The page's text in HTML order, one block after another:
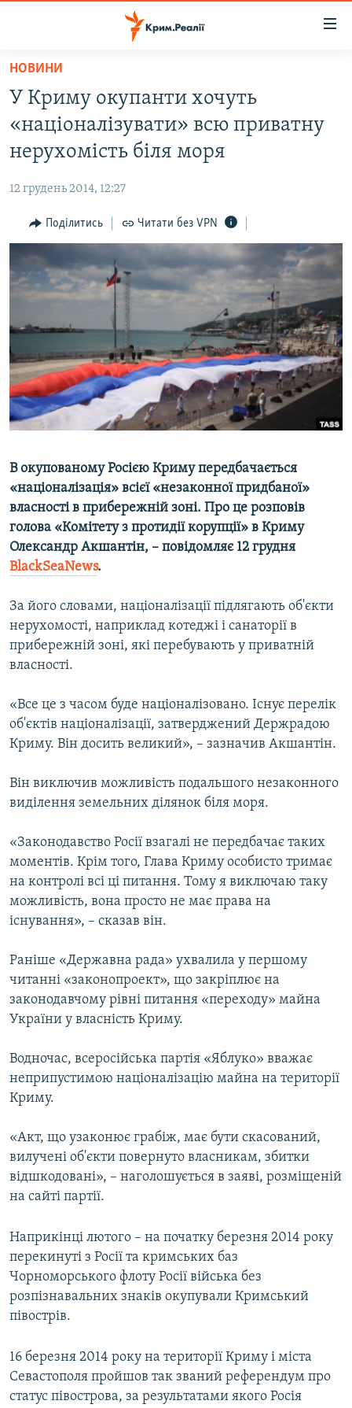
Перейти
основного
матеріалу
до
основної
навігації
Перейти
до
пошуку
ВОДА.КРИМ
ВІДЕО ТА ФОТО
БЛОГИ
ПОГЛЯД
ІНТЕРВ'Ю
ВСЕ ЗА ДЕНЬ
ВІДЕОУРОКИ «ELIFBE»
СВІДЧЕННЯ ОКУПАЦІЇ
УКРАЇНСЬКА ПРОБЛЕМА КРИМУ
ЯК ОБІЙТИ БЛОКУВАННЯ
Русский
Qırımtatar
Усі сайти RFE/RL
НОВИНИ
У Криму окупанти хочуть
«націоналізувати» всю приватну
нерухомість біля моря
12 грудень 2014, 12:27
Поділитись Читати без VPN
В окупованому Росією Криму передбачається
«націоналізація» всієї «незаконної придбаної»
власності в прибережній зоні. Про це розповів
голова «Комітету з протидії корупції» в Криму
Олександр Акшантін, – повідомляє 12 грудня
BlackSeaNews.
За його словами, націоналізації підлягають об'єкти
нерухомості, наприклад котеджі і санаторії в
прибережній зоні, які перебувають у приватній
власності.
«Все це з часом буде націоналізовано. Існує перелік
об'єктів націоналізації, затверджений Держрадою
Криму. Він досить великий», – зазначив Акшантін.
Він виключив можливість подальшого незаконного
виділення земельних ділянок біля моря.
«Законодавство Росії взагалі не передбачає таких
моментів. Крім того, Глава Криму особисто тримає
на контролі всі ці питання. Тому я виключаю таку
можливість, вона просто не має права на
існування», – сказав він.
Раніше «Державна рада» ухвалила у першому
читанні «законопроект», що закріплює на
законодавчому рівні питання «переходу» майна
України у власність Криму.
Водночас, всеросійська партія «Яблуко» вважає
неприпустимою націоналізацію майна на території
Криму.
«Акт, що узаконює грабіж, має бути скасований,
вилучені об'єкти повернуто власникам, збитки
відшкодовані», – наголошується в заяві, розміщеній
на сайті партії.
Наприкінці лютого – на початку березня 2014 року
перекинуті з Росії та кримських баз
Чорноморського флоту Росії війська без
розпізнавальних знаків окупували Кримський
півострів.
16 березня 2014 року на території Криму і міста
Севастополя пройшов так званий референдум про
статус півострова, за результатами якого Росія